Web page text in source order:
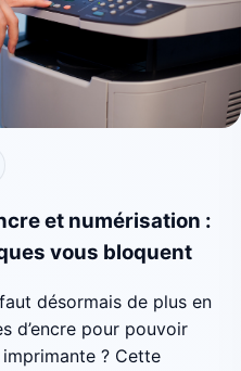
et numérisation :
vous bloquent
désormais de plus en
d’encre pour pouvoir
? Cette